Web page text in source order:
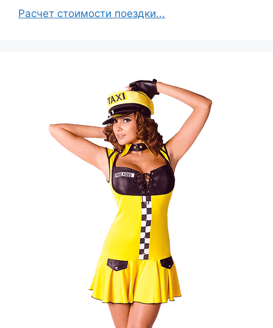
Расчет стоимости поездки...